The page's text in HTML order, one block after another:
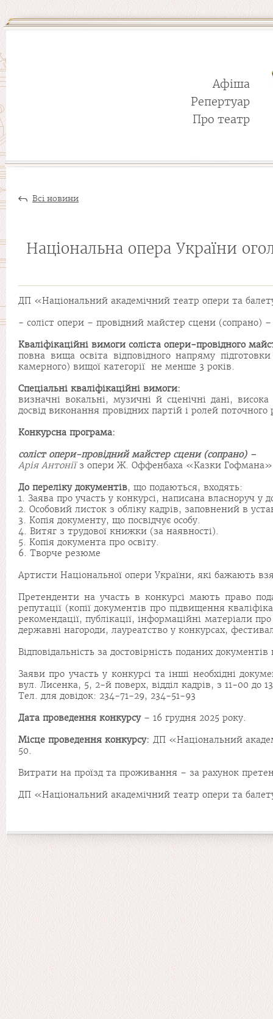
Афіша
Репертуар
Про театр
Всі новини
Національна опера України
ДП «Національний академічний театр опери та
- соліст опери – провідний майстер сцени (сопрано)
Кваліфікаційні вимоги соліста опери-провідного
повна вища освіта відповідного напряму
камерного) вищої категорії не менше 3 років.
Спеціальні кваліфікаційні вимоги:
визначні вокальні, музичні й сценічні дані,
досвід виконання провідних партій і ролей поточного
Конкурсна програма:
соліст опери-провідний майстер сцени (сопрано) –
Арія Антонії з опери Ж. Оффенбаха «Казки Гофмана»
До переліку документів, що подаються, входять:
1. Заява про участь у конкурсі, написана власноруч у
2. Особовий листок з обліку кадрів, заповнений в
3. Копія документу, що посвідчує особу.
4. Витяг з трудової книжки (за наявності).
5. Копія документа про освіту.
6. Творче резюме
Артисти Національної опери України, які бажають
Претенденти на участь в конкурсі мають право
репутації (копії документів про підвищення
рекомендації, публікації, інформаційні матеріали
державні нагороди, лауреатство у конкурсах,
Відповідальність за достовірність поданих
Заяви про участь у конкурсі та інші необхідні
вул. Лисенка, 5, 2-й поверх, відділ кадрів, з 11-00 до
Тел. для довідок: 234-71-29, 234-51-93
Дата проведення конкурсу– 16 грудня 2025 року.
Місце проведення конкурсу: ДП «Національний
50.
Витрати на проїзд та проживання – за рахунок
ДП «Національний академічний театр опери та